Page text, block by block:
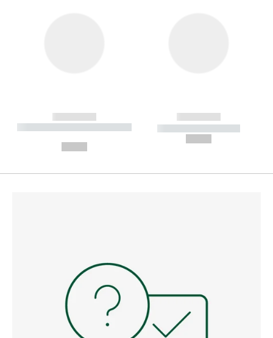
------------
----------- ----------- --------
------------
----------- -----------